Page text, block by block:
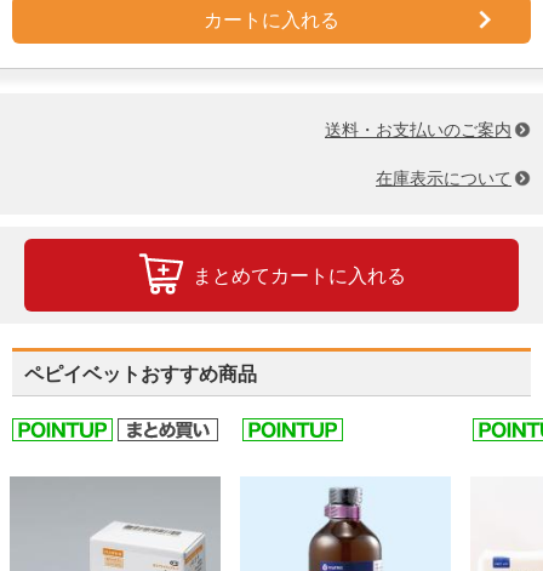
カートに入れる
送料・お支払いのご案内
在庫表示について
まとめてカートに入れる
ペピイベットおすすめ商品